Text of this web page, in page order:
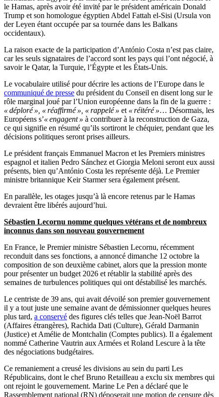
le Hamas, après avoir été invité par le président américain Donald
Trump et son homologue égyptien Abdel Fattah el-Sisi (Ursula von
der Leyen étant occupée par sa tournée dans les Balkans
occidentaux).
La raison exacte de la participation d’António Costa n’est pas claire,
car les seuls signataires de l’accord sont les pays qui l’ont négocié, à
savoir le Qatar, la Turquie, l’Égypte et les États-Unis.
Le vocabulaire utilisé pour décrire les actions de l’Europe dans le
communiqué de presse du président du Conseil en disent long sur le
rôle marginal joué par l’Union européenne dans la fin de la guerre :
« déploré », « réaffirmé », « rappelé » et « réitéré »… Désormais, les
Européens s’« engagent » à contribuer à la reconstruction de Gaza,
ce qui signifie en résumé qu’ils sortiront le chéquier, pendant que les
décisions politiques seront prises ailleurs.
Le président français Emmanuel Macron et les Premiers ministres
espagnol et italien Pedro Sánchez et Giorgia Meloni seront eux aussi
présents, bien qu’António Costa les représente déjà. Le Premier
ministre britannique Keir Starmer sera également présent.
En parallèle, les otages jusqu’à là encore retenus par le Hamas
devraient être libérés aujourd’hui.
Sébastien Lecornu nomme quelques vétérans et de nombreux
inconnus dans son nouveau gouvernement
En France, le Premier ministre Sébastien Lecornu, récemment
reconduit dans ses fonctions, a annoncé dimanche 12 octobre la
composition de son deuxième cabinet, alors que la pression monte
pour présenter un budget 2026 et rétablir la stabilité après des
semaines de turbulences politiques qui ont déstabilisé les marchés.
Le centriste de 39 ans, qui avait dévoilé son premier gouvernement
il y a tout juste une semaine avant de démissionner quelques heures
plus tard, a conservé des figures clés telles que Jean-Noël Barrot
(Affaires étrangères), Rachida Dati (Culture), Gérald Darmanin
(Justice) et Amélie de Montchalin (Comptes publics). Il a également
nommé Catherine Vautrin aux Armées et Roland Lescure à la tête
des négociations budgétaires.
Ce remaniement a creusé les divisions au sein du parti Les
Républicains, dont le chef Bruno Retailleau a exclu six membres qui
ont rejoint le gouvernement. Marine Le Pen a déclaré que le
Rassemblement national (RN) déposerait une motion de censure dès